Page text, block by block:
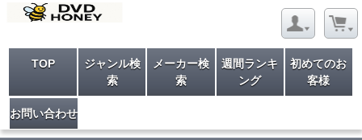
TOP
ジャンル検
索
メーカー検
索
週間ランキ
ング
初めてのお
客様
お問い合わせ